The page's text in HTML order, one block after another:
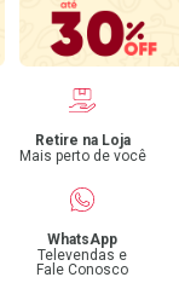
Retire na Loja
Mais perto de você
WhatsApp
Televendas e
Fale Conosco